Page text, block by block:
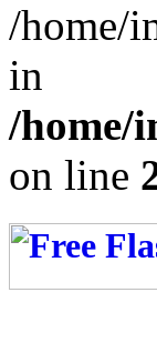
/home/
in
/home/
on line